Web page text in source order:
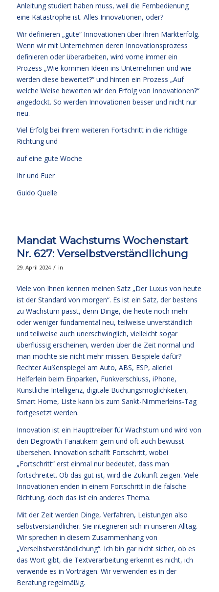
Anleitung studiert haben muss, weil die Fernbedienung
eine Katastrophe ist. Alles Innovationen, oder?
Wir definieren „gute“ Innovationen über ihren Markterfolg.
Wenn wir mit Unternehmen deren Innovationsprozess
definieren oder überarbeiten, wird vorne immer ein
Prozess „Wie kommen Ideen ins Unternehmen und wie
werden diese bewertet?“ und hinten ein Prozess „Auf
welche Weise bewerten wir den Erfolg von Innovationen?“
angedockt. So werden Innovationen besser und nicht nur
neu.
Viel Erfolg bei Ihrem weiteren Fortschritt in die richtige
Richtung und
auf eine gute Woche
Ihr und Euer
Guido Quelle
Mandat Wachstums Wochenstart
Nr. 627: Verselbstverständlichung
29. April 2024 / in
Viele von Ihnen kennen meinen Satz „Der Luxus von heute
ist der Standard von morgen“. Es ist ein Satz, der bestens
zu Wachstum passt, denn Dinge, die heute noch mehr
oder weniger fundamental neu, teilweise unverständlich
und teilweise auch unerschwinglich, vielleicht sogar
überflüssig erscheinen, werden über die Zeit normal und
man möchte sie nicht mehr missen. Beispiele dafür?
Rechter Außenspiegel am Auto, ABS, ESP, allerlei
Helferlein beim Einparken, Funkverschluss, iPhone,
Künstliche Intelligenz, digitale Buchungsmöglichkeiten,
Smart Home, Liste kann bis zum Sankt-Nimmerleins-Tag
fortgesetzt werden.
Innovation ist ein Haupttreiber für Wachstum und wird von
den Degrowth-Fanatikern gern und oft auch bewusst
übersehen. Innovation schafft Fortschritt, wobei
„Fortschritt“ erst einmal nur bedeutet, dass man
fortschreitet. Ob das gut ist, wird die Zukunft zeigen. Viele
Innovationen enden in einem Fortschritt in die falsche
Richtung, doch das ist ein anderes Thema.
Mit der Zeit werden Dinge, Verfahren, Leistungen also
selbstverständlicher. Sie integrieren sich in unseren Alltag.
Wir sprechen in diesem Zusammenhang von
„Verselbstverständlichung“. Ich bin gar nicht sicher, ob es
das Wort gibt, die Textverarbeitung erkennt es nicht, ich
verwende es in Vorträgen. Wir verwenden es in der
Beratung regelmäßig.